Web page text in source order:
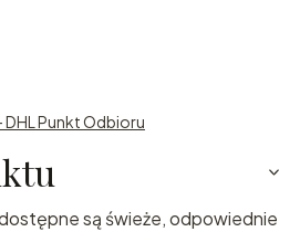
DHL Punkt Odbioru
są świeże, odpowiednie